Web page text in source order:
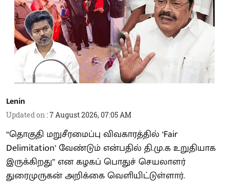
Lenin
Updated on :7 August 2026, 07:05 AM
“தொகுதி மறுசீரமைப்பு விவகாரத்தில் ‘Fair
Delimitation’ வேண்டும் என்பதில் தி.மு.க உறுதியாக
இருக்கிறது” என கழகப் பொதுச் செயலாளர்
துரைமுருகன் அறிக்கை வெளியிட்டுள்ளார்.